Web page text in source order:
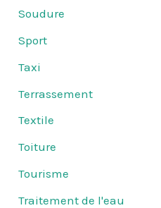
Soudure
Sport
Taxi
Terrassement
Textile
Toiture
Tourisme
Traitement de l'eau